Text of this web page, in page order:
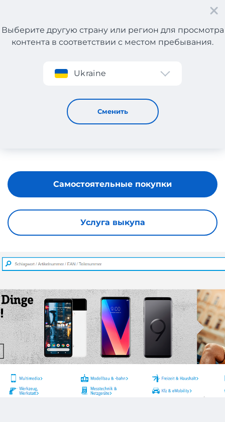
Регистрация
Выберите другую страну или регион для просмотра
контента в соответствии с местом пребывания.
Ukraine
Сменить
CONRAD
Услуга выкупа
Самостоятельные покупки